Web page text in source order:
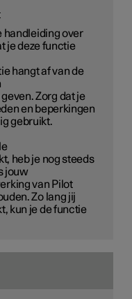
handleiding over
je deze functie
hangt af van de
Zorg dat je
en beperkingen
gebruikt.
heb je nog steeds
jouw
van Pilot
Zo lang jij
kun je de functie